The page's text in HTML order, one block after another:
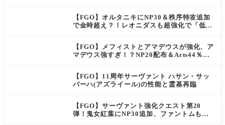
【FGO】オルタニキにNP30＆秩序特攻追加
で金時超え？！レオニダスも超強化で「低レ
【FGO】メフィストとアマデウスが強化、ア
マデウス強すぎ！？NP20配布＆Arts44％強
【FGO】11周年サーヴァント ハサン・サッ
バーハ(アズライール)の性能と霊基再臨
【FGO】サーヴァント強化クエスト第20
弾！鬼女紅葉にNP30追加、ファントムも大